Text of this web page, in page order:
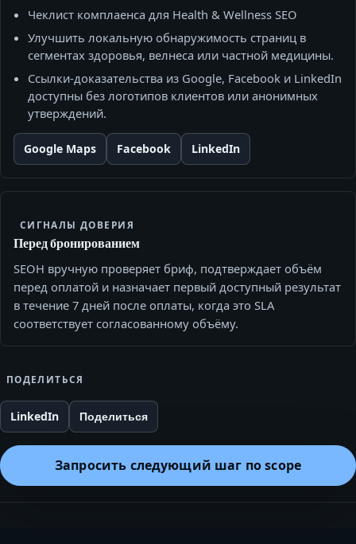
Чеклист комплаенса для Health & Wellness SEO
Улучшить локальную обнаружимость страниц в
сегментах здоровья, велнеса или частной медицины.
Ссылки‑доказательства из Google, Facebook и LinkedIn
доступны без логотипов клиентов или анонимных
утверждений.
Google Maps Facebook LinkedIn
СИГНАЛЫ ДОВЕРИЯ
Перед бронированием
SEOH вручную проверяет бриф, подтверждает объём
перед оплатой и назначает первый доступный результат
в течение 7 дней после оплаты, когда это SLA
соответствует согласованному объёму.
ПОДЕЛИТЬСЯ
LinkedIn Поделиться
Запросить следующий шаг по scope